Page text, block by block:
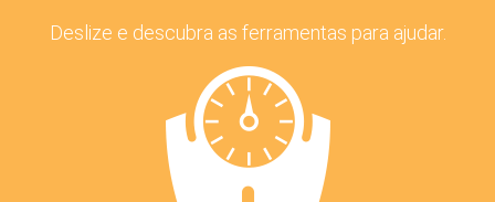
Deslize e descubra as ferramentas para ajudar.